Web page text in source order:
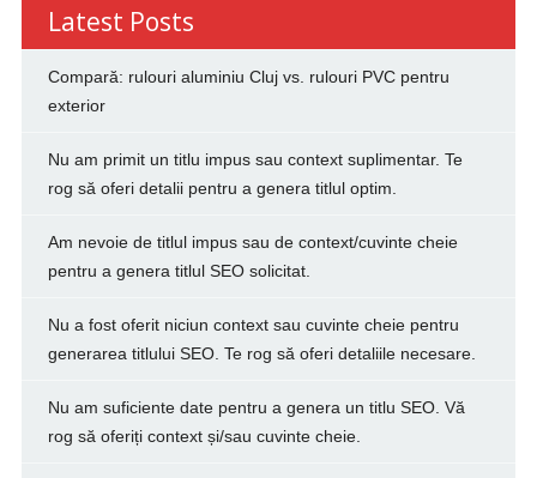
Latest Posts
Compară: rulouri aluminiu Cluj vs. rulouri PVC pentru
exterior
Nu am primit un titlu impus sau context suplimentar. Te
rog să oferi detalii pentru a genera titlul optim.
Am nevoie de titlul impus sau de context/cuvinte cheie
pentru a genera titlul SEO solicitat.
Nu a fost oferit niciun context sau cuvinte cheie pentru
generarea titlului SEO. Te rog să oferi detaliile necesare.
Nu am suficiente date pentru a genera un titlu SEO. Vă
rog să oferiți context și/sau cuvinte cheie.